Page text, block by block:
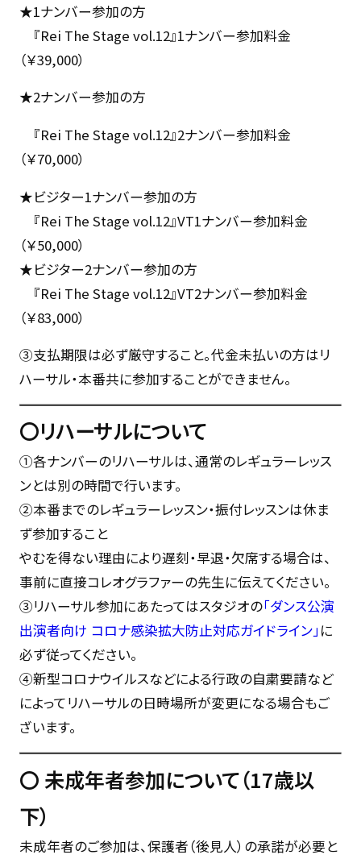
★1ナンバー参加の方
『Rei The Stage vol.12』1ナンバー参加料金
（￥39,000）
★2ナンバー参加の方
『Rei The Stage vol.12』2ナンバー参加料金
（￥70,000）
★ビジター1ナンバー参加の方
『Rei The Stage vol.12』VT1ナンバー参加料金
（￥50,000）
★ビジター2ナンバー参加の方
『Rei The Stage vol.12』VT2ナンバー参加料金
（￥83,000）
③支払期限は必ず厳守すること。代金未払いの方はリ
ハーサル・本番共に参加することができません。
〇リハーサルについて
①各ナンバーのリハーサルは、通常のレギュラーレッス
ンとは別の時間で行います。
②本番までのレギュラーレッスン・振付レッスンは休ま
ず参加すること
やむを得ない理由により遅刻・早退・欠席する場合は、
事前に直接コレオグラファーの先生に伝えてください。
③リハーサル参加にあたってはスタジオの「ダンス公演
出演者向け コロナ感染拡大防止対応ガイドライン」 に
必ず従ってください。
④新型コロナウイルスなどによる行政の自粛要請など
によってリハーサルの日時場所が変更になる場合もご
ざいます。
〇 未成年者参加について（17歳以
下）
未成年者のご参加は、保護者（後見人）の承諾が必要と